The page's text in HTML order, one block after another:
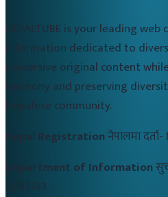
NEPALTUBE is your leading
information dedicated to
immersive original content
harmony and preserving
Nepalese community.
Nepal Registrationनेपालमा दर्ता-
Department of Information
2082/83